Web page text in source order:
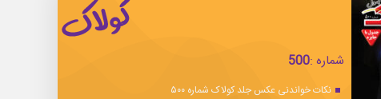
شماره :500
نکات خواندنی عکس جلد کولاک شماره ۵۰۰